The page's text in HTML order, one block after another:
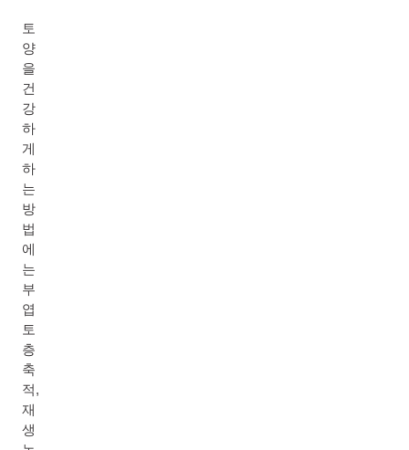
토
양
을
건
강
하
게
하
는
방
법
에
는
부
엽
토
층
축
적,
재
생